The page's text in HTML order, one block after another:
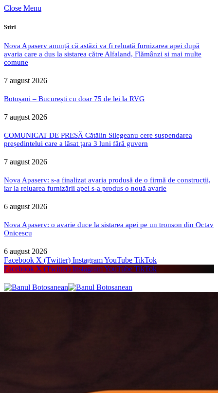
Close Menu
Stiri
Nova Apaserv anunță că astăzi va fi reluată furnizarea apei după
avaria care a dus la sistarea către Alfaland, Flămânzi și mai multe
comune
7 august 2026
Botoșani – București cu doar 75 de lei la RVG
7 august 2026
COMUNICAT DE PRESĂ Cătălin Silegeanu cere suspendarea
președintelui care a lăsat țara 3 luni fără guvern
7 august 2026
Nova Apaserv: s-a finalizat avaria produsă de o firmă de construcții,
iar la reluarea furnizării apei s-a produs o nouă avarie
6 august 2026
Nova Apaserv: o avarie duce la sistarea apei pe un tronson din Octav
Onicescu
6 august 2026
Facebook X (Twitter) InstagramYouTube TikTok
Facebook X (Twitter) InstagramYouTube TikTok